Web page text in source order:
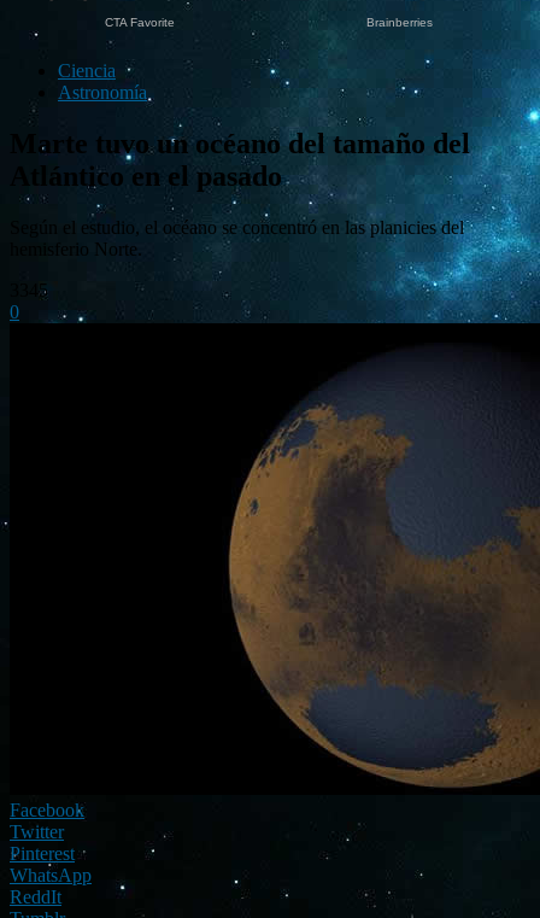
Ciencia
Astronomía
Marte tuvo un océano del tamaño del
Atlántico en el pasado
Según el estudio, el océano se concentró en las planicies del
hemisferio Norte.
3345
0
Facebook
Twitter
Pinterest
WhatsApp
ReddIt